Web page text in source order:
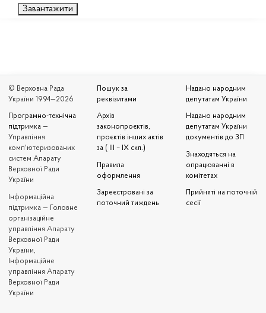
Завантажити
© Верховна Рада
України 1994—2026
Програмно-технічна
підтримка —
Управління
комп'ютеризованих
систем Апарату
Верховної Ради
України
Iнформаційна
підтримка — Головне
організаційне
управління Апарату
Верховної Ради
України,
Інформаційне
управління Апарату
Верховної Ради
України
Пошук за
реквізитами
Архів
законопроєктів,
проєктів інших актів
за ( III – IX скл.)
Правила
оформлення
Зареєстровані за
поточний тиждень
Надано народним
депутатам України
Надано народним
депутатам України
документів до ЗП
Знаходяться на
опрацюванні в
комітетах
Прийняті на поточній
сесії